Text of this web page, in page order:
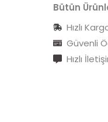
Bütün
Hızlı
Güvenli
Hızlı